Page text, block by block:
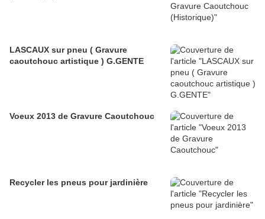
LASCAUX sur pneu ( Gravure
caoutchouc artistique ) G.GENTE
Voeux 2013 de Gravure Caoutchouc
Recycler les pneus pour jardinière